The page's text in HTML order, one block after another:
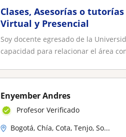
Clases, Asesorías o
Virtual y Presencial
Soy docente egresado de la
capacidad para relacionar el área
Enyember Andres
Profesor Verificado
Bogotá, Chía, Cota, Tenjo, So...